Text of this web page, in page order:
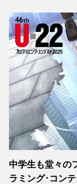
中学生も堂々の
ラミング･コン